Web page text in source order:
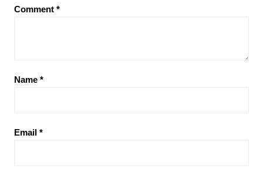
Comment *
Name *
Email *